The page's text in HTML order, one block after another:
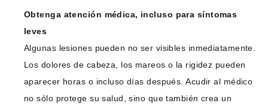
Obtenga atención médica, incluso para síntomas
leves
Algunas lesiones pueden no ser visibles inmediatamente.
Los dolores de cabeza, los mareos o la rigidez pueden
aparecer horas o incluso días después. Acudir al médico
no sólo protege su salud, sino que también crea un